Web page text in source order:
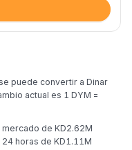
puede convertir a Dinar
actual es 1 DYM =
de KD2.62M
horas de KD1.11M